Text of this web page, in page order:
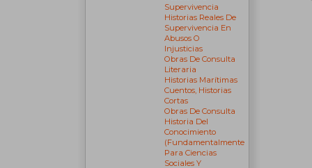
Supervivencia
Historias Reales De
Supervivencia En
Abusos O
Injusticias
Obras De Consulta
Literaria
Historias Marítimas
Cuentos, Historias
Cortas
Obras De Consulta
Historia Del
Conocimiento
(fundamentalmente
Para Ciencias
Sociales Y